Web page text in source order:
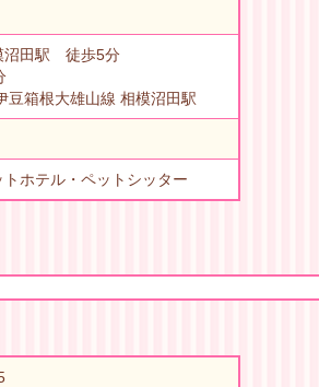
沼田駅 徒歩5分
豆箱根大雄山線 相模沼田駅
ホテル・ペットシッター